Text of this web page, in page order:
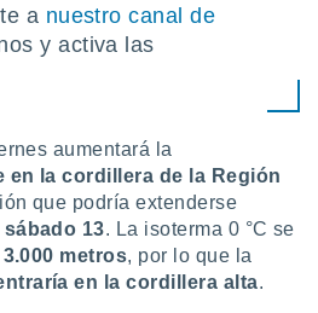
a nuestro canal de
y activa las
aumentará la
en la cordillera de la Región
que podría extenderse
sábado 13. La isoterma 0 °C se
3.000 metros, por lo que la
en lacordillera alta.